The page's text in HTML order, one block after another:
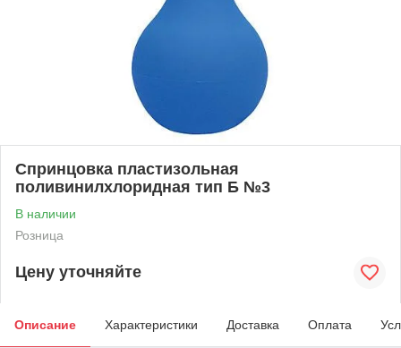
Спринцовка пластизольная
поливинилхлоридная тип Б №3
В наличии
Розница
Цену уточняйте
Описание Характеристики Доставка Оплата